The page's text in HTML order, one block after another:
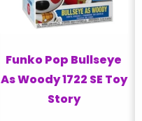
Funko Pop Bullseye
As Woody 1722 SE Toy
Story